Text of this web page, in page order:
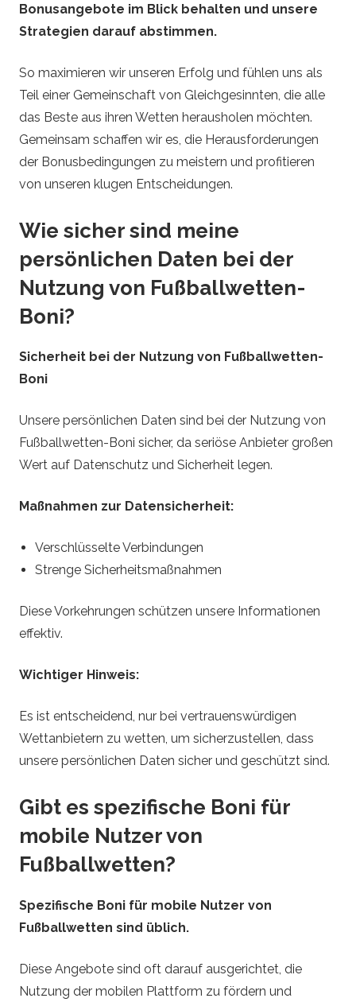
Bonusangebote im Blick behalten und unsere
Strategien darauf abstimmen.
So maximieren wir unseren Erfolg und fühlen uns als
Teil einer Gemeinschaft von Gleichgesinnten, die alle
das Beste aus ihren Wetten herausholen möchten.
Gemeinsam schaffen wir es, die Herausforderungen
der Bonusbedingungen zu meistern und profitieren
von unseren klugen Entscheidungen.
Wie sicher sind meine
persönlichen Daten bei der
Nutzung von Fußballwetten-
Boni?
Sicherheit bei der Nutzung von Fußballwetten-
Boni
Unsere persönlichen Daten sind bei der Nutzung von
Fußballwetten-Boni sicher, da seriöse Anbieter großen
Wert auf Datenschutz und Sicherheit legen.
Maßnahmen zur Datensicherheit:
Verschlüsselte Verbindungen
Strenge Sicherheitsmaßnahmen
Diese Vorkehrungen schützen unsere Informationen
effektiv.
Wichtiger Hinweis:
Es ist entscheidend, nur bei vertrauenswürdigen
Wettanbietern zu wetten, um sicherzustellen, dass
unsere persönlichen Daten sicher und geschützt sind.
Gibt es spezifische Boni für
mobile Nutzer von
Fußballwetten?
Spezifische Boni für mobile Nutzer von
Fußballwetten sind üblich.
Diese Angebote sind oft darauf ausgerichtet, die
Nutzung der mobilen Plattform zu fördern und